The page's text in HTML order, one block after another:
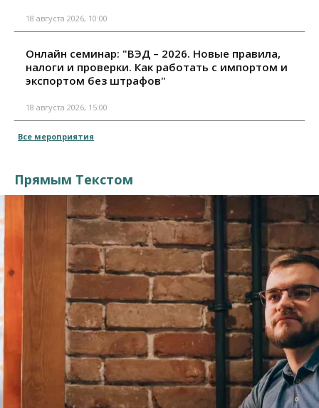
18 августа 2026, 10:00
Онлайн семинар: "ВЭД – 2026. Новые правила,
налоги и проверки. Как работать с импортом и
экспортом без штрафов"
18 августа 2026, 15:00
Все мероприятия
Прямым Текстом